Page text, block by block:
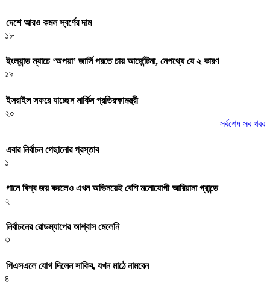
দেশে আরও কমল স্বর্ণের দাম
১৮
ইংল্যান্ড ম্যাচে ‘অপয়া’ জার্সি পরতে চায় আর্জেন্টিনা, নেপথ্যে যে ২ কারণ
১৯
ইসরাইল সফরে যাচ্ছেন মার্কিন প্রতিরক্ষামন্ত্রী
২০
সর্বশেষ সব খবর
এবার নির্বাচন পেছানোর প্রস্তাব
১
গানে বিশ্ব জয় করলেও এখন অভিনয়েই বেশি মনোযোগী আরিয়ানা গ্রান্ডে
২
নির্বাচনের রোডম্যাপের আশ্বাস মেলেনি
৩
পিএসএলে যোগ দিলেন সাকিব, যখন মাঠে নামবেন
৪